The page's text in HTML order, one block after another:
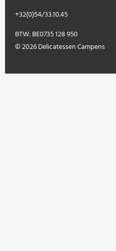
+32(0)54/33.10.45
BTW: BE0735 128 950
© 2026 Delicatessen Campens